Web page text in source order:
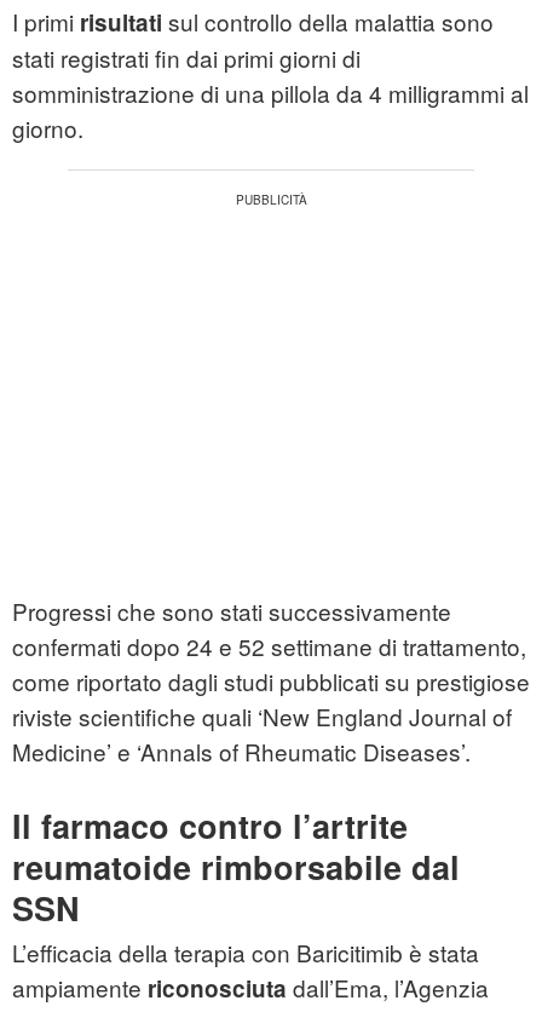
I primi risultati sul controllo della malattia sono
stati registrati fin dai primi giorni di
somministrazione di una pillola da 4 milligrammi al
giorno.
Progressi che sono stati successivamente
confermati dopo 24 e 52 settimane di trattamento,
come riportato dagli studi pubblicati su prestigiose
riviste scientifiche quali ‘New England Journal of
Medicine’ e ‘Annals of Rheumatic Diseases’.
Il farmaco contro l’artrite
reumatoide rimborsabile dal
SSN
L’efficacia della terapia con Baricitimib è stata
ampiamente riconosciuta dall’Ema, l’Agenzia